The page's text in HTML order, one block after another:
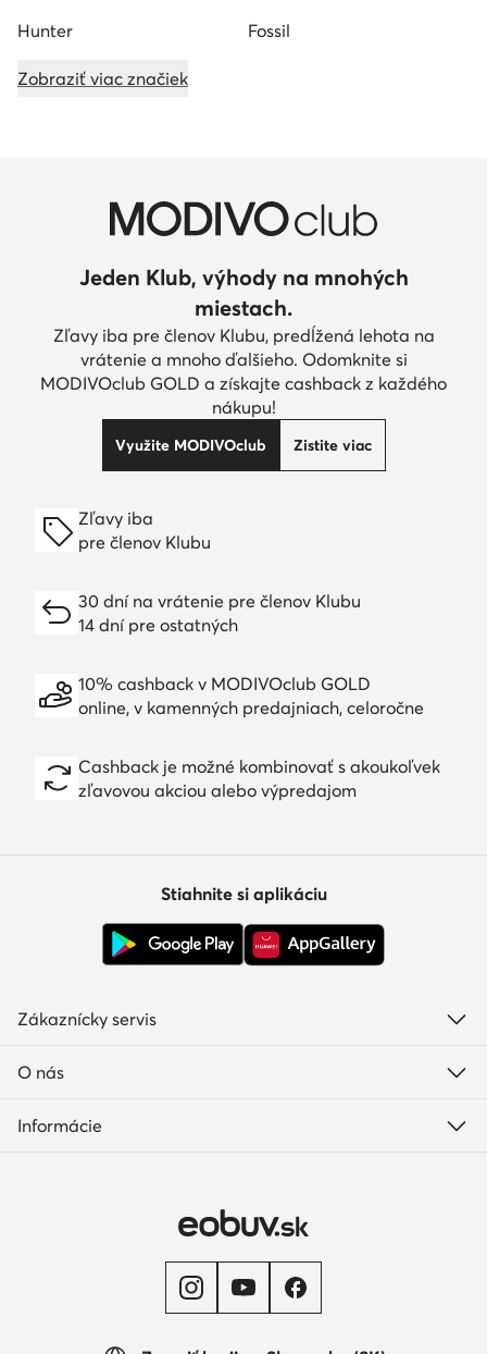
Hunter Fossil
Zobraziť viac značiek
Jeden Klub, výhody na mnohých
miestach.
Zľavy iba pre členov Klubu, predĺžená lehota na
vrátenie a mnoho ďalšieho. Odomknite si
MODIVOclub GOLD a získajte cashback z každého
nákupu!
Využite MODIVOclub Zistite viac
Zľavy iba
pre členov Klubu
30 dní na vrátenie pre členov Klubu
14 dní pre ostatných
10% cashback v MODIVOclub GOLD
online, v kamenných predajniach, celoročne
Cashback je možné kombinovať s akoukoľvek
zľavovou akciou alebo výpredajom
Stiahnite si aplikáciu
Zákaznícky servis
O nás
Informácie